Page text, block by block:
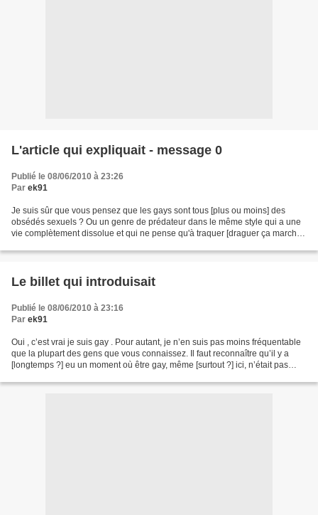
L'article qui expliquait - message 0
Publié le 08/06/2010 à 23:26
Par ek91
Je suis sûr que vous pensez que les gays sont tous [plus ou moins] des
obsédés sexuels ? Ou un genre de prédateur dans le même style qui a une
vie complètement dissolue et qui ne pense qu'à traquer [draguer ça marche
Le billet qui introduisait
Publié le 08/06/2010 à 23:16
Par ek91
Oui , c’est vrai je suis gay . Pour autant, je n’en suis pas moins fréquentable
que la plupart des gens que vous connaissez. Il faut reconnaître qu’il y a
[longtemps ?] eu un moment où être gay, même [surtout ?] ici, n’était pas